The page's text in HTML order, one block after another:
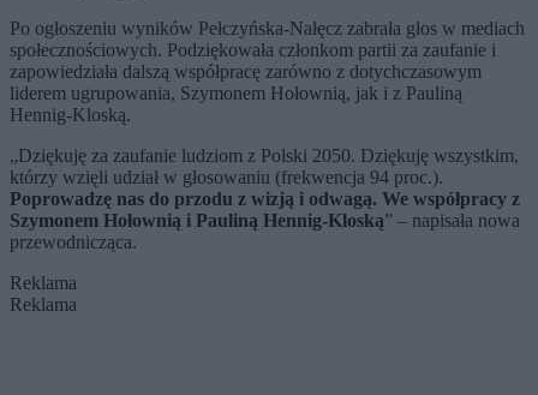
Po ogłoszeniu wyników Pełczyńska-Nałęcz zabrała głos w mediach
społecznościowych. Podziękowała członkom partii za zaufanie i
zapowiedziała dalszą współpracę zarówno z dotychczasowym
liderem ugrupowania, Szymonem Hołownią, jak i z Pauliną
Hennig-Kloską.
„Dziękuję za zaufanie ludziom z Polski 2050. Dziękuję wszystkim,
którzy wzięli udział w głosowaniu (frekwencja 94 proc.).
Poprowadzę nas do przodu z wizją i odwagą. We współpracy z
Szymonem Hołownią i Pauliną Hennig-Kloską” – napisała nowa
przewodnicząca.
Reklama
Reklama